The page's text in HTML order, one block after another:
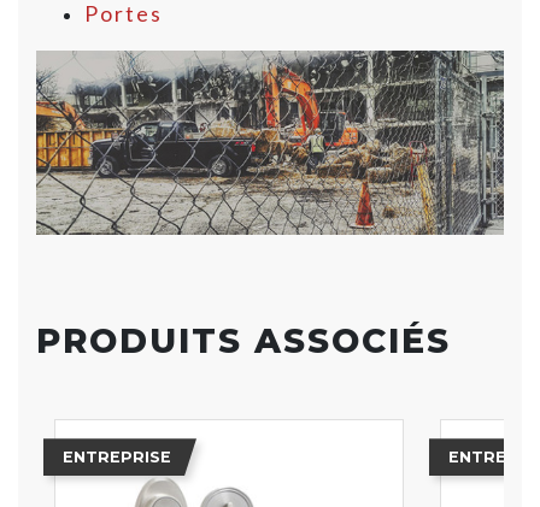
Portes
PRODUITS ASSOCIÉS
ENTREPRISE